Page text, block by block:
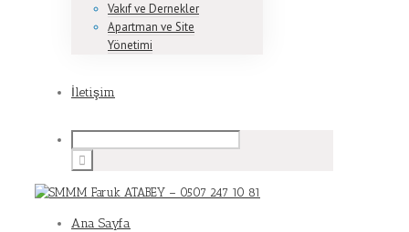
Vakıf ve Dernekler
Apartman ve Site
Yönetimi
İletişim
Ana Sayfa